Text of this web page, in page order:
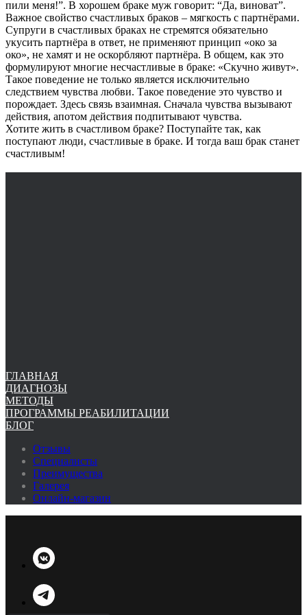
пили меня!”. В хорошем браке муж говорит: “Да, виноват”.
Важное свойство счастливых браков – мягкость с партнёрами.
Супруги в счастливых браках не стремятся обязательно
укусить партнёра в ответ, не применяют принцип «око за
око», не хамят и не оскорбляют партнёра. В общем, как это
формулируют многие несчастливые в браке: «Скучно живут».
Такое поведение не только является исключительно
следствием чувства любви. Такое поведение это чувство и
порождает. Здесь связь взаимная. Сначала чувства вызывают
действия, апотом действия подпитывают чувства.
Хотите жить в счастливом браке? Поступайте так, как
поступают люди, счастливые в браке. И тогда ваш брак станет
счастливым!
ГЛАВНАЯ
ДИАГНОЗЫ
МЕТОДЫ
ПРОГРАММЫ РЕАБИЛИТАЦИИ
БЛОГ
Отзывы
Специалисты
Преимущества
Галерея
Онлайн-магазин